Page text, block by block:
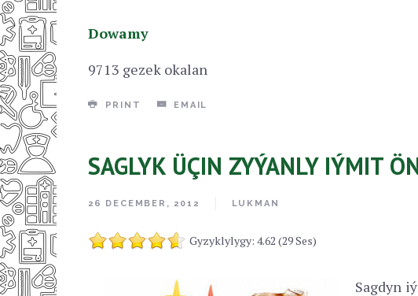
Dowamy
9713 gezek okalan
PRINT EMAIL
SAGLYK ÜÇIN ZYÝANLY IÝMIT
26 DECEMBER, 2012 LUKMAN
Gyzyklylygy: 4.62 (29 Ses)
Sagdyn